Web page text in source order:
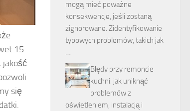
15
jakość
się
mogą mieć poważne
konsekwencje, jeśli zostaną
zignorowane. Zidentyfikowanie
typowych problemów, takich jak
…
Błędy przy remoncie
kuchni: jak uniknąć
problemów z
oświetleniem, instalacją i